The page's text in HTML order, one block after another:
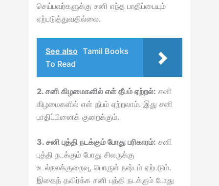
செய்பவர்களுக்கு சனி எந்த பாதிப்பையும்
ஏற்படுத்துவதில்லை.
See also Tamil Books
To Read
2. சனி கிழமைகளில் எள் தீபம் ஏற்றல்: சனி
கிழமைகளில் எள் தீபம் ஏற்றலாம். இது சனி
பாதிப்பினைக் குறைக்கும்.
3. சனி புத்தி நடக்கும் போது பரிகாரம்: சனி
புத்தி நடக்கும் போது சிலருக்கு
உடல்நலக்குறைவு, பொருள் நஷ்டம் ஏற்படும்.
இதைத் தவிர்க்க சனி புத்தி நடக்கும் போது